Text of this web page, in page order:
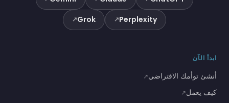
Perplexity
↗
Grok
↗
ابدأ الآن
أنشئ توأمك الافتراضي↗
كيف يعمل↗